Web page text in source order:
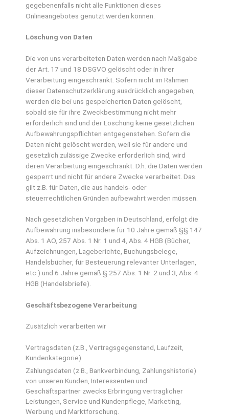
gegebenenfalls nicht alle Funktionen dieses
Onlineangebotes genutzt werden können.
Löschung von Daten
Die von uns verarbeiteten Daten werden nach Maßgabe
der Art. 17 und 18 DSGVO gelöscht oder in ihrer
Verarbeitung eingeschränkt. Sofern nicht im Rahmen
dieser Datenschutzerklärung ausdrücklich angegeben,
werden die bei uns gespeicherten Daten gelöscht,
sobald sie für ihre Zweckbestimmung nicht mehr
erforderlich sind und der Löschung keine gesetzlichen
Aufbewahrungspflichten entgegenstehen. Sofern die
Daten nicht gelöscht werden, weil sie für andere und
gesetzlich zulässige Zwecke erforderlich sind, wird
deren Verarbeitung eingeschränkt. D.h. die Daten werden
gesperrt und nicht für andere Zwecke verarbeitet. Das
gilt z.B. für Daten, die aus handels- oder
steuerrechtlichen Gründen aufbewahrt werden müssen.
Nach gesetzlichen Vorgaben in Deutschland, erfolgt die
Aufbewahrung insbesondere für 10 Jahre gemäß §§ 147
Abs. 1 AO, 257 Abs. 1 Nr. 1 und 4, Abs. 4 HGB (Bücher,
Aufzeichnungen, Lageberichte, Buchungsbelege,
Handelsbücher, für Besteuerung relevanter Unterlagen,
etc.) und 6 Jahre gemäß § 257 Abs. 1 Nr. 2 und 3, Abs. 4
HGB (Handelsbriefe).
Geschäftsbezogene Verarbeitung
Zusätzlich verarbeiten wir
Vertragsdaten (z.B., Vertragsgegenstand, Laufzeit,
Kundenkategorie).
Zahlungsdaten (z.B., Bankverbindung, Zahlungshistorie)
von unseren Kunden, Interessenten und
Geschäftspartner zwecks Erbringung vertraglicher
Leistungen, Service und Kundenpflege, Marketing,
Werbung und Marktforschung.